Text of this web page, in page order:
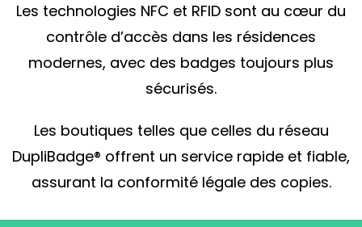
Les technologies NFC et RFID sont au cœur du
contrôle d’accès dans les résidences
modernes, avec des badges toujours plus
sécurisés.
Les boutiques telles que celles du réseau
DupliBadge® offrent un service rapide et fiable,
assurant la conformité légale des copies.